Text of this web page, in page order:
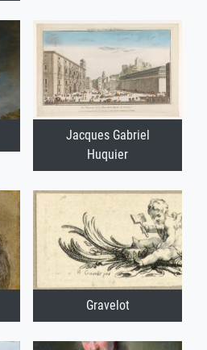
Jacques Gabriel
Huquier
Gravelot